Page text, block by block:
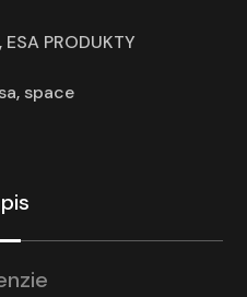
, ESA PRODUKTY
, space